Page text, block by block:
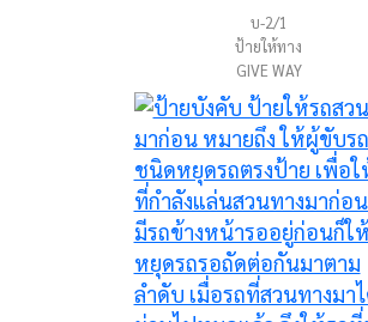
บ-2/1
ป้ายให้ทาง
GIVE WAY